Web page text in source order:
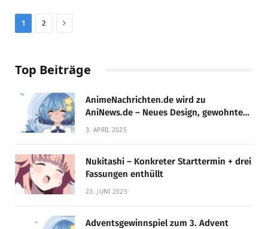
1 2 Next
Top Beiträge
AnimeNachrichten.de wird zu
AniNews.de – Neues Design, gewohnte
Qualität!
3. APRIL 2025
Nukitashi – Konkreter Starttermin + drei
Fassungen enthüllt
23. JUNI 2025
Adventsgewinnspiel zum 3. Advent